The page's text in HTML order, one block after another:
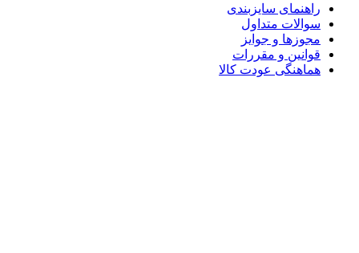
راهنمای سایزبندی
سوالات متداول
مجوزها و جوایز
قوانین و مقررات
هماهنگی عودت کالا